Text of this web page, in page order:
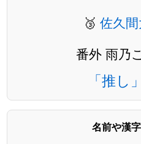
🥉 佐久
番外 雨乃
「推し
名前や漢